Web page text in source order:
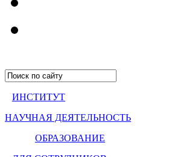
ИНСТИТУТ
НАУЧНАЯ ДЕЯТЕЛЬНОСТЬ
ОБРАЗОВАНИЕ